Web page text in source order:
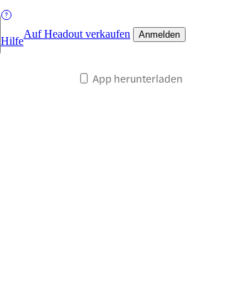
Hilfe
Auf Headout verkaufen Anmelden
App herunterladen